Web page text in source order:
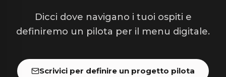
Dicci dove navigano i tuoi ospiti e
definiremo un pilota per il menu digitale.
Scrivici per definire un progetto pilota